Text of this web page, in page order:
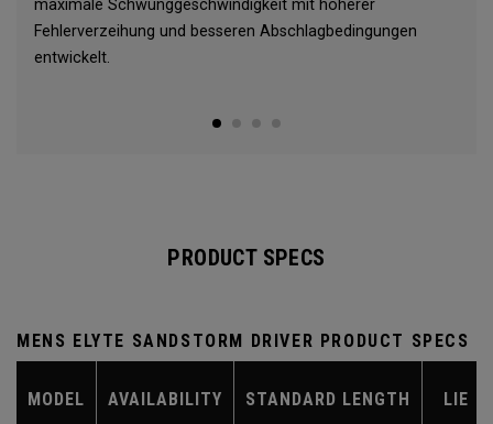
maximale Schwunggeschwindigkeit mit höherer
Fehlerverzeihung und besseren Abschlagbedingungen
entwickelt.
PRODUCT SPECS
MENS ELYTE SANDSTORM DRIVER PRODUCT SPECS
MODEL AVAILABILITY STANDARD LENGTH LIE